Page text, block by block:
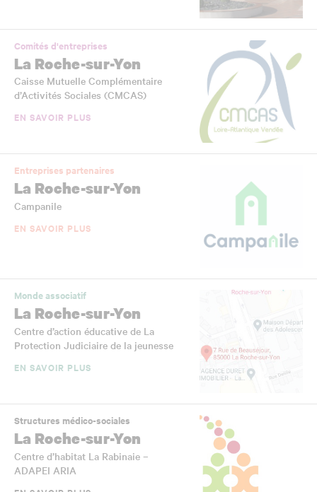
Comités d'entreprises
La Roche-sur-Yon
Caisse Mutuelle Complémentaire
d’Activités Sociales (CMCAS)
EN SAVOIR PLUS
Entreprises partenaires
La Roche-sur-Yon
Campanile
EN SAVOIR PLUS
Monde associatif
La Roche-sur-Yon
Centre d’action éducative de La
Protection Judiciaire de la jeunesse
EN SAVOIR PLUS
Structures médico-sociales
La Roche-sur-Yon
Centre d’habitat La Rabinaie –
ADAPEI ARIA